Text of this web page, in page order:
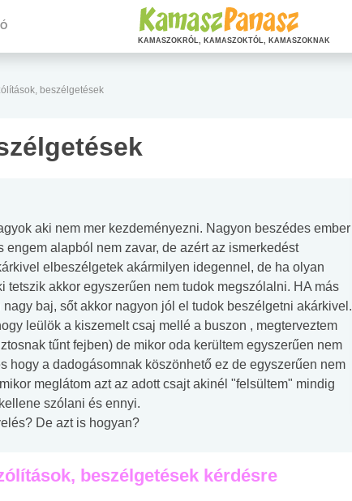
beszélgetések
aki nem mer kezdeményezni. Nagyon beszédes ember
alapból nem zavar, de azért az ismerkedést
elbeszélgetek akármilyen idegennel, de ha olyan
tetszik akkor egyszerűen nem tudok megszólalni. HA más
baj, sőt akkor nagyon jól el tudok beszélgetni akárkivel.
leülök a kiszemelt csaj mellé a buszon , megterveztem
tűnt fejben) de mikor oda kerültem egyszerűen nem
hogy a dadogásomnak köszönhető ez de egyszerűen nem
meglátom azt az adott csajt akinél "felsültem" mindig
szólani és ennyi.
De azt is hogyan?
beszélgetések kérdésre
KAMASZOKRÓL, KAMASZOKTÓL, KAMASZOKNAK